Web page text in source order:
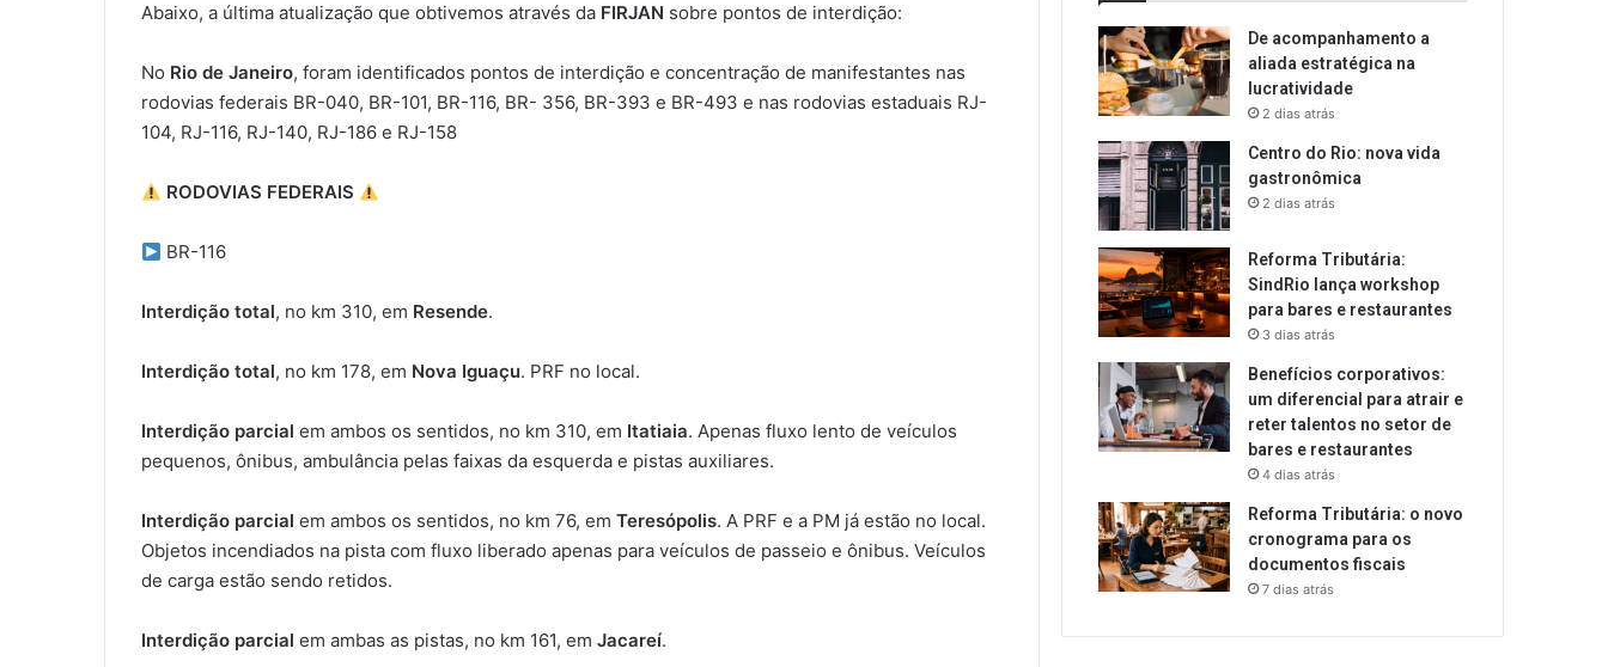
Abaixo, a última atualização que obtivemos através da FIRJAN sobre pontos de interdição:
No Rio de Janeiro, foram identificados pontos de interdição e concentração de manifestantes nas
rodovias federais BR-040, BR-101, BR-116, BR- 356, BR-393 e BR-493 e nas rodovias estaduais RJ-
104, RJ-116, RJ-140, RJ-186 e RJ-158
RODOVIAS FEDERAIS
BR-116
Interdição total, no km 310, em Resende.
Interdição total, no km 178, em Nova Iguaçu. PRF no local.
Interdição parcial em ambos os sentidos, no km 310, em Itatiaia. Apenas fluxo lento de veículos
pequenos, ônibus, ambulância pelas faixas da esquerda e pistas auxiliares.
Interdição parcial em ambos os sentidos, no km 76, em Teresópolis. A PRF e a PM já estão no local.
Objetos incendiados na pista com fluxo liberado apenas para veículos de passeio e ônibus. Veículos
de carga estão sendo retidos.
Interdição parcial em ambas as pistas, no km 161, em Jacareí.
De acompanhamento a
aliada estratégica na
lucratividade
2 dias atrás
Centro do Rio: nova vida
gastronômica
2 dias atrás
Reforma Tributária:
SindRio lança workshop
para bares e restaurantes
3 dias atrás
Benefícios corporativos:
um diferencial para atrair e
reter talentos no setor de
bares e restaurantes
4 dias atrás
Reforma Tributária: o novo
cronograma para os
documentos fiscais
7 dias atrás